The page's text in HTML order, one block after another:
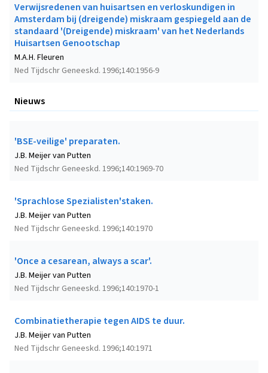
Verwijsredenen van huisartsen en verloskundigen in
Amsterdam bij (dreigende) miskraam gespiegeld aan de
standaard '(Dreigende) miskraam' van het Nederlands
Huisartsen Genootschap
Ned Tijdschr Geneeskd. 1996;140:1956-9
M.A.H. Fleuren
Nieuws
'BSE-veilige' preparaten.
Ned Tijdschr Geneeskd. 1996;140:1969-70
J.B. Meijer van Putten
'Sprachlose Spezialisten'staken.
Ned Tijdschr Geneeskd. 1996;140:1970
J.B. Meijer van Putten
'Once a cesarean, always a scar'.
Ned Tijdschr Geneeskd. 1996;140:1970-1
J.B. Meijer van Putten
Combinatietherapie tegen AIDS te duur.
Ned Tijdschr Geneeskd. 1996;140:1971
J.B. Meijer van Putten